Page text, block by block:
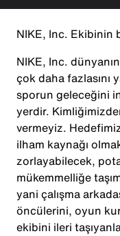
NIKE, Inc. Ekibinin
NIKE, Inc.
çok daha fazlasını
sporun geleceğini
yerdir.
vermeyiz.
ilham kaynağı
zorlayabilecek,
mükemmelliğe
yani çalışma
öncülerini, oyun
ekibini ileri